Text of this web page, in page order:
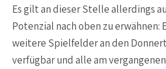
Es gilt an dieser Stelle allerdings
Potenzial nach oben zu erwähnen:
weitere Spielfelder an den
verfügbar und alle am